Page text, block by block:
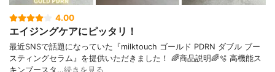
4.00
エイジングケアにピッタリ！
最近SNSで話題になっていた『milktouch ゴールド PDRN ダブル ブー
スティングセラム』を提供いただきました！ 🌈商品説明🌈🫧 高機能ス
キンブースタ…続きを見る